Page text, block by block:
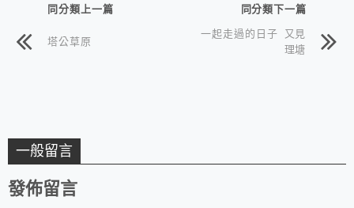
同分類上一篇
塔公草原
同分類下一篇
一起走過的日子 又見
理塘
一般留言
發佈留言